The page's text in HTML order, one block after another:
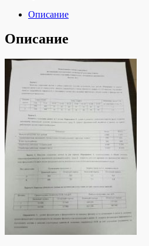
Описание
Описание